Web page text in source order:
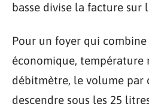
basse divise la facture sur
Pour un foyer qui combine
économique, température
débitmètre, le volume par
descendre sous les 25